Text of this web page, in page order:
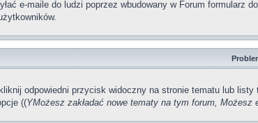
e-maile do ludzi poprzez wbudowany w Forum formularz
odpowiedni przycisk widoczny na stronie tematu lub
((YMożesz zakładać nowe tematy na tym forum,